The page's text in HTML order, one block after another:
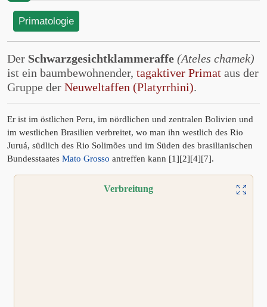
Primatologie
Der Schwarzgesichtklammeraffe (Ateles chamek)
ist ein baumbewohnender, tagaktiver Primat aus der
Gruppe der Neuweltaffen (Platyrrhini).
Er ist im östlichen Peru, im nördlichen und zentralen Bolivien und
im westlichen Brasilien verbreitet, wo man ihn westlich des Rio
Juruá, südlich des Rio Solimões und im Süden des brasilianischen
Bundesstaates Mato Grosso antreffen kann [1][2][4][7].
Verbreitung